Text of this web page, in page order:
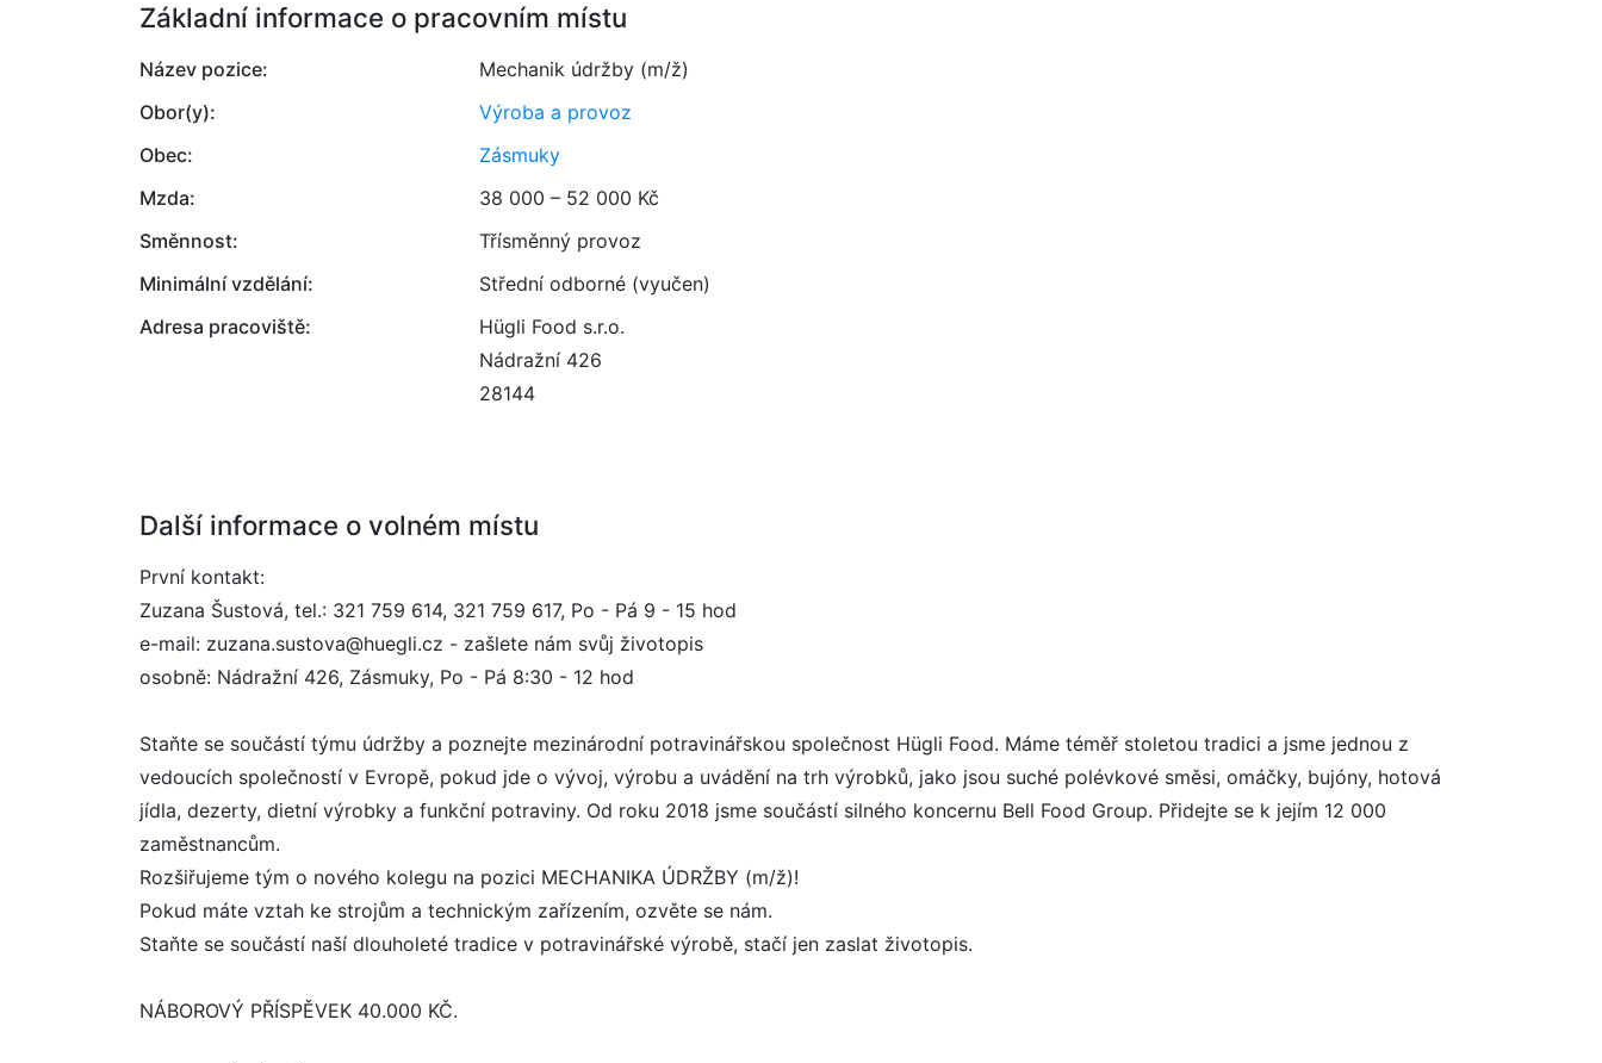
Základní informace o pracovním místu
Název pozice:
Mechanik údržby (m/ž)
Obor(y):
Výroba a provoz
Obec:
Zásmuky
Mzda:
38 000 – 52 000 Kč
Směnnost:
Třísměnný provoz
Minimální vzdělání:
Střední odborné (vyučen)
Adresa pracoviště:
Hügli Food s.r.o.
Nádražní 426
28144
Další informace o volném místu
První kontakt:
Zuzana Šustová, tel.: 321 759 614, 321 759 617, Po - Pá 9 - 15 hod
e-mail: zuzana.sustova@huegli.cz - zašlete nám svůj životopis
osobně: Nádražní 426, Zásmuky, Po - Pá 8:30 - 12 hod
Staňte se součástí týmu údržby a poznejte mezinárodní potravinářskou společnost Hügli Food. Máme téměř stoletou tradici a jsme jednou z
vedoucích společností v Evropě, pokud jde o vývoj, výrobu a uvádění na trh výrobků, jako jsou suché polévkové směsi, omáčky, bujóny, hotová
jídla, dezerty, dietní výrobky a funkční potraviny. Od roku 2018 jsme součástí silného koncernu Bell Food Group. Přidejte se k jejím 12 000
zaměstnancům.
Rozšiřujeme tým o nového kolegu na pozici MECHANIKA ÚDRŽBY (m/ž)!
Pokud máte vztah ke strojům a technickým zařízením, ozvěte se nám.
Staňte se součástí naší dlouholeté tradice v potravinářské výrobě, stačí jen zaslat životopis.
NÁBOROVÝ PŘÍSPĚVEK 40.000 KČ.